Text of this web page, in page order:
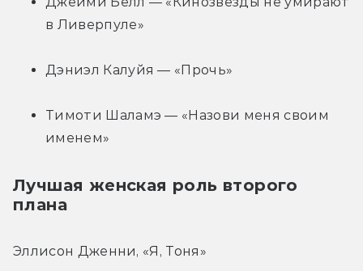
в Ливерпуле»
Дэниэл Калуйя — «Прочь»
Тимоти Шаламэ — «Назови меня своим
именем»
Лучшая женская роль второго
плана
Эллисон Дженни, «Я, Тоня»